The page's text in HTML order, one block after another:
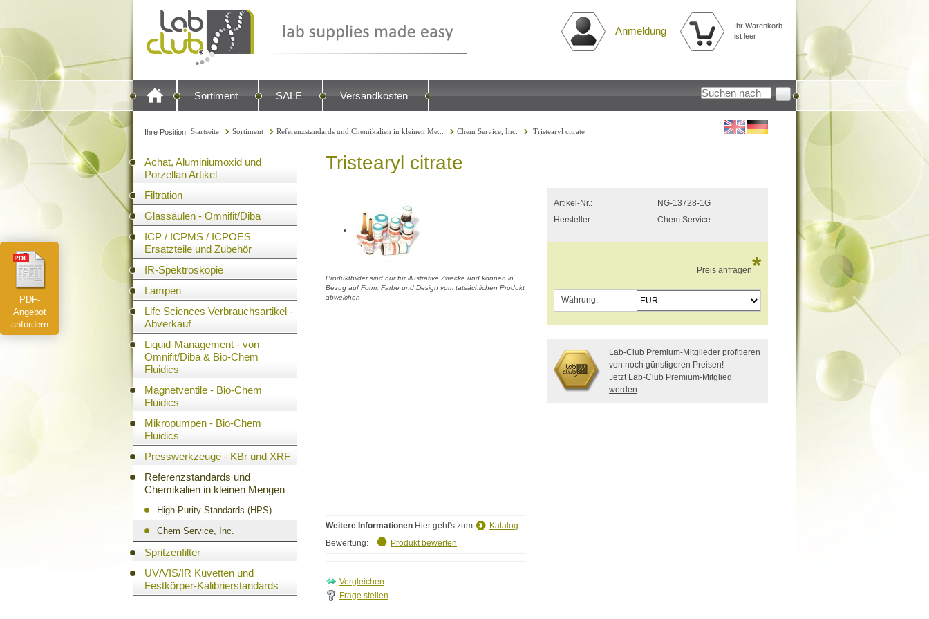
Anmeldung
Ihr Warenkorb
ist leer
Sortiment SALE Versandkosten
Ihre Position: Startseite Sortiment Referenzstandards und Chemikalien in kleinen Me... Chem Service, Inc. Tristearyl citrate
Achat, Aluminiumoxid und
Porzellan Artikel
Filtration
Glassäulen - Omnifit/Diba
ICP / ICPMS / ICPOES
Ersatzteile und Zubehör
IR-Spektroskopie
Lampen
Life Sciences Verbrauchsartikel -
Abverkauf
Liquid-Management - von
Omnifit/Diba & Bio-Chem
Fluidics
Magnetventile - Bio-Chem
Fluidics
Mikropumpen - Bio-Chem
Fluidics
Presswerkzeuge - KBr und XRF
Referenzstandards und
Chemikalien in kleinen Mengen
High Purity Standards (HPS)
Chem Service, Inc.
Spritzenfilter
UV/VIS/IR Küvetten und
Festkörper-Kalibrierstandards
PDF-
Angebot
anfordern
Tristearyl citrate
Produktbilder sind nur für illustrative Zwecke und können in
Bezug auf Form, Farbe und Design vom tatsächlichen Produkt
abweichen
Weitere Informationen Hier geht's zum
Katalog
Bewertung:
Produkt bewerten
Frage stellen
Artikel-Nr.:
NG-13728-1G
Hersteller:
Chem Service
Preis anfragen*
Währung:
Lab-Club Premium-Mitglieder profitieren
von noch günstigeren Preisen!
Jetzt Lab-Club Premium-Mitglied
werden